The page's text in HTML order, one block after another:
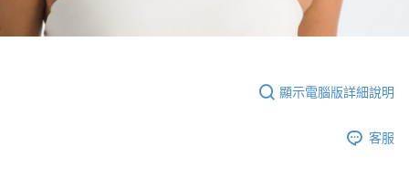
顯示電腦版詳細說明
客服